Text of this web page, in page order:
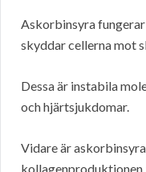
Askorbinsyra
skyddar cellerna mot
Dessa är instabila
och hjärtsjukdomar.
Vidare är